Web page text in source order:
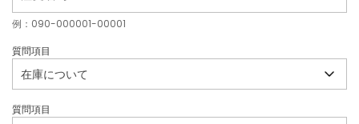
例：090-000001-00001
質問項目
質問項目